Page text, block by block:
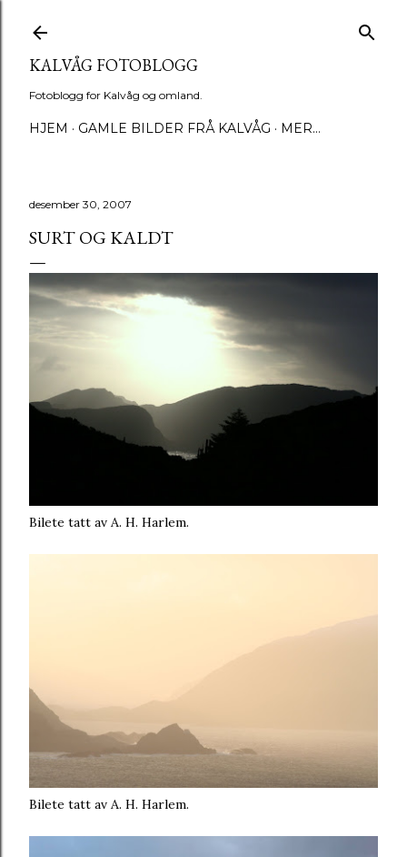
KALVÅG FOTOBLOGG
Fotoblogg for Kalvåg og omland.
HJEM GAMLE BILDER FRÅ KALVÅG MER…
desember 30, 2007
SURT OG KALDT
Bilete tatt av A. H. Harlem.
Bilete tatt av A. H. Harlem.